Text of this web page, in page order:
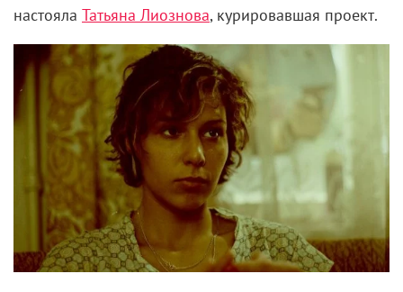
понравилась, но она побоялась «опорочить» образ
худсовет. Тогда роль предложили Ирине
Апексимовой, которая уже была утверждена в
фильм «Башня» Виктора Трегубовича. Ирина
сомневалась, и тогда ее наставник Олег Табаков
порекомендовал выбрать драму уже известного на
тот момент режиссера. Зато его дочь Александра
Табакова сыграла подругу героини вместо Алики
Смеховой, которая предпочла к морю поехать не
на съемки, а в отпуск.